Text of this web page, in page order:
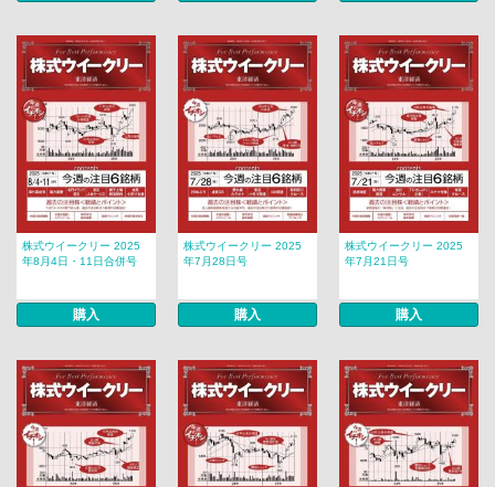
株式ウイークリー 2025
年8月4日・11日合併号
購入
株式ウイークリー 2025
年7月28日号
購入
株式ウイークリー 2025
年7月21日号
購入